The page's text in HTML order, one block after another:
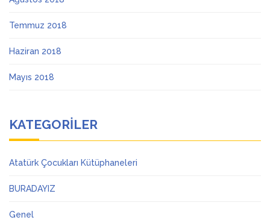
Temmuz 2018
Haziran 2018
Mayıs 2018
KATEGORILER
Atatürk Çocukları Kütüphaneleri
BURADAYIZ
Genel